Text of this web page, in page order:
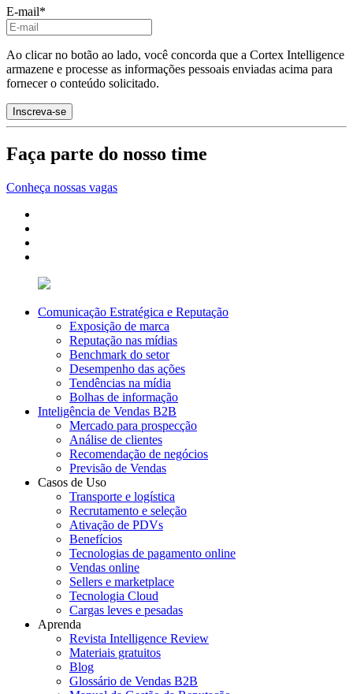
E-mail*
Ao clicar no botão ao lado, você concorda que a Cortex Intelligence
armazene e processe as informações pessoais enviadas acima para
fornecer o conteúdo solicitado.
Faça parte do nosso time
Conheça nossas vagas
Comunicação Estratégica e Reputação
Exposição de marca
Reputação nas mídias
Benchmark do setor
Desempenho das ações
Tendências na mídia
Bolhas de informação
Inteligência de Vendas B2B
Mercado para prospecção
Análise de clientes
Recomendação de negócios
Previsão de Vendas
Casos de Uso
Transporte e logística
Recrutamento e seleção
Ativação de PDVs
Benefícios
Tecnologias de pagamento online
Vendas online
Sellers e marketplace
Tecnologia Cloud
Cargas leves e pesadas
Aprenda
Revista Intelligence Review
Materiais gratuitos
Blog
Glossário de Vendas B2B